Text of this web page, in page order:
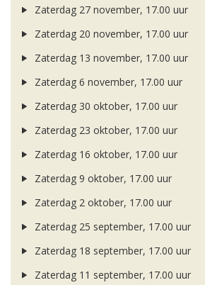
Zaterdag 27 november, 17.00 uur
Zaterdag 20 november, 17.00 uur
Zaterdag 13 november, 17.00 uur
Zaterdag 6 november, 17.00 uur
Zaterdag 30 oktober, 17.00 uur
Zaterdag 23 oktober, 17.00 uur
Zaterdag 16 oktober, 17.00 uur
Zaterdag 9 oktober, 17.00 uur
Zaterdag 2 oktober, 17.00 uur
Zaterdag 25 september, 17.00 uur
Zaterdag 18 september, 17.00 uur
Zaterdag 11 september, 17.00 uur